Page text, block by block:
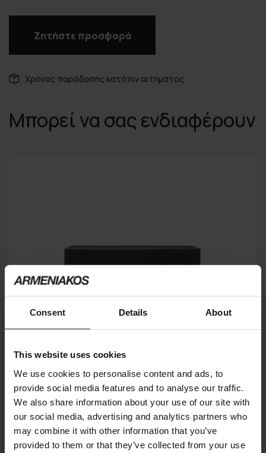
Consent Details About
This website uses cookies
We use cookies to personalise content and ads, to
provide social media features and to analyse our traffic.
We also share information about your use of our site with
our social media, advertising and analytics partners who
may combine it with other information that you’ve
provided to them or that they’ve collected from your use
Ζητήστε προσφορά
Χρόνος παράδοσης κατόπιν αιτήματος
Μπορεί να σας ενδιαφέρουν
BROOKLYN
ARKETIPO FIRENZE